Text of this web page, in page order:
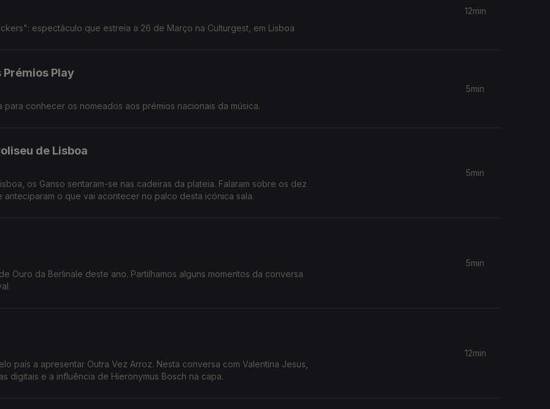
espectáculo que estreia a 26 de Março na Culturgest, em Lisboa
12min
Prémios Play
conhecer os nomeados aos prémios nacionais da música.
5min
de Lisboa
os Ganso sentaram-se nas cadeiras da plateia. Falaram sobre os dez
o que vai acontecer no palco desta icónica sala.
5min
Ouro da Berlinale deste ano. Partilhamos alguns momentos da conversa
5min
país a apresentar Outra Vez Arroz. Nesta conversa com Valentina Jesus,
digitais e a influência de Hieronymus Bosch na capa.
12min